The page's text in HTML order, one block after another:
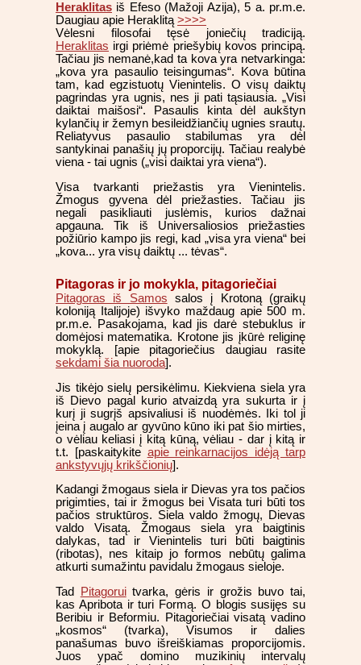
Heraklitas iš Efeso (Mažoji Azija), 5 a. pr.m.e.
Daugiau apie Heraklitą>>>>
Vėlesni filosofai tęsė joniečių tradiciją.
Heraklitas irgi priėmė priešybių kovos principą.
Tačiau jis nemanė,kad ta kova yra netvarkinga:
„kova yra pasaulio teisingumas“. Kova būtina
tam, kad egzistuotų Vienintelis. O visų daiktų
pagrindas yra ugnis, nes ji pati tąsiausia. „Visi
daiktai maišosi“. Pasaulis kinta dėl aukštyn
kylančių ir žemyn besileidžiančių ugnies srautų.
Reliatyvus pasaulio stabilumas yra dėl
santykinai panašių jų proporcijų. Tačiau realybė
viena - tai ugnis („visi daiktai yra viena“).
Visa tvarkanti priežastis yra Vienintelis.
Žmogus gyvena dėl priežasties. Tačiau jis
negali pasikliauti juslėmis, kurios dažnai
apgauna. Tik iš Universaliosios priežasties
požiūrio kampo jis regi, kad „visa yra viena“ bei
„kova... yra visų daiktų ... tėvas“.
Pitagoras ir jo mokykla, pitagoriečiai
Pitagoras iš Samos salos į Krotoną (graikų
koloniją Italijoje) išvyko maždaug apie 500 m.
pr.m.e. Pasakojama, kad jis darė stebuklus ir
domėjosi matematika. Krotone jis įkūrė religinę
mokyklą. [apie pitagoriečius daugiau rasite
sekdami šia nuoroda].
Jis tikėjo sielų persikėlimu. Kiekviena siela yra
iš Dievo pagal kurio atvaizdą yra sukurta ir į
kurį ji sugrįš apsivaliusi iš nuodėmės. Iki tol ji
įeina į augalo ar gyvūno kūno iki pat šio mirties,
o vėliau keliasi į kitą kūną, vėliau - dar į kitą ir
t.t. [paskaitykite apie reinkarnacijos idėją tarp
ankstyvųjų krikščionių].
Kadangi žmogaus siela ir Dievas yra tos pačios
prigimties, tai ir žmogus bei Visata turi būti tos
pačios struktūros. Siela valdo žmogų, Dievas
valdo Visatą. Žmogaus siela yra baigtinis
dalykas, tad ir Vienintelis turi būti baigtinis
(ribotas), nes kitaip jo formos nebūtų galima
atkurti sumažintu pavidalu žmogaus sieloje.
Tad
Pitagoruitvarka, gėris ir grožis buvo tai,
kas Apribota ir turi Formą. O blogis susijęs su
Beribiu ir Beformiu. Pitagoriečiai visatą vadino
„kosmos“ (tvarka), Visumos ir dalies
panašumas buvo išreiškiamas proporcijomis.
Juos ypač domino muzikinių intervalų